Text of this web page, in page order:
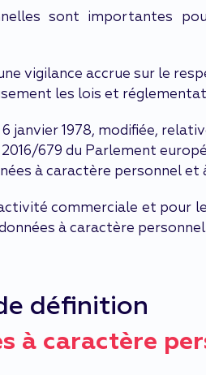
sont importantes
vigilance accrue sur le
les lois et
6 janvier 1978, modifiée,
679 du Parlement
à caractère personnel et
commerciale et pour
à caractère personnel.
définition
à caractère